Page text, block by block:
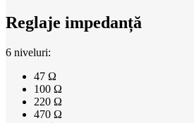
Reglaje impedanță
6 niveluri:
47 Ω
100 Ω
220 Ω
470 Ω